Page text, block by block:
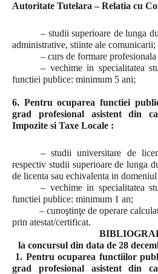
Autoritate Tutelara – Relatia cu
– studii superioare de lunga
administrative, stiinte ale comunicarii;
– curs de formare
– vechime in specialitatea
functiei publice: minimum 5 ani;
6. Pentru ocuparea functiei
grad profesional asistent din
Impozite si Taxe Locale :
– studii universitare de
respectiv studii superioare de lunga
de licenta sau echivalenta in
– vechime in specialitatea
functiei publice: minimum 1 an;
– cunoştinţe de operare
prin atestat/certificat.
la concursul din data de 28
1. Pentru ocuparea functiilor
grad profesional asistent din